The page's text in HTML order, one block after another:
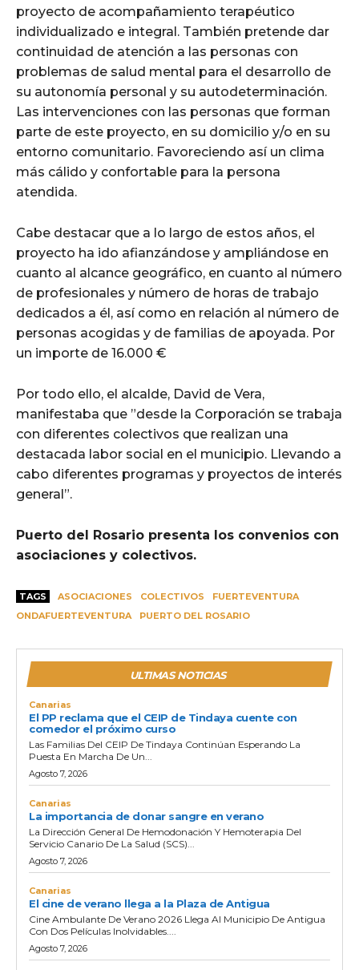
proyecto de acompañamiento terapéutico
individualizado e integral. También pretende dar
continuidad de atención a las personas con
problemas de salud mental para el desarrollo de
su autonomía personal y su autodeterminación.
Las intervenciones con las personas que forman
parte de este proyecto, en su domicilio y/o en su
entorno comunitario. Favoreciendo así un clima
más cálido y confortable para la persona
atendida.
Cabe destacar que a lo largo de estos años, el
proyecto ha ido afianzándose y ampliándose en
cuanto al alcance geográfico, en cuanto al número
de profesionales y número de horas de trabajo
dedicados a él, así como en relación al número de
personas acogidas y de familias de apoyada. Por
un importe de 16.000 €
Por todo ello, el alcalde, David de Vera,
manifestaba que ”desde la Corporación se trabaja
con diferentes colectivos que realizan una
destacada labor social en el municipio. Llevando a
cabo diferentes programas y proyectos de interés
general”.
Puerto del Rosario presenta los convenios con
asociaciones y colectivos.
TAGS ASOCIACIONES COLECTIVOS
FUERTEVENTURA
ONDAFUERTEVENTURA
PUERTO DEL ROSARIO
ULTIMAS NOTICIAS
Canarias
El PP reclama que el CEIP de Tindaya cuente con
comedor el próximo curso
Las Familias Del CEIP De Tindaya Continúan Esperando La
Puesta En Marcha De Un...
Agosto 7, 2026
Canarias
La importancia de donar sangre en verano
La Dirección General De Hemodonación Y Hemoterapia Del
Servicio Canario De La Salud (SCS)...
Agosto 7, 2026
Canarias
El cine de verano llega a la Plaza de Antigua
Cine Ambulante De Verano 2026 Llega Al Municipio De Antigua
Con Dos Películas Inolvidables....
Agosto 7, 2026